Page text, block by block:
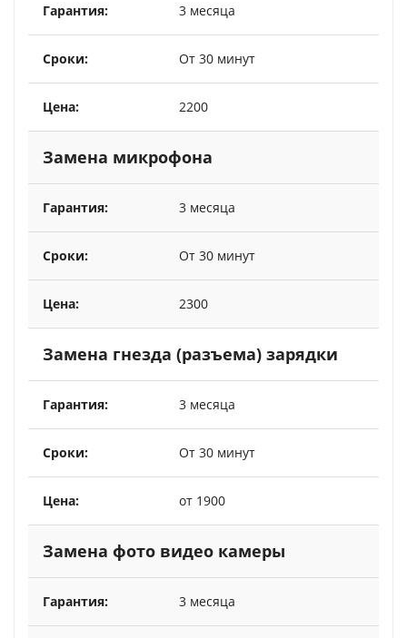
3 месяца
От 30 минут
2200
Замена микрофона
3 месяца
От 30 минут
2300
Замена гнезда (разъема) зарядки
3 месяца
От 30 минут
от 1900
Замена фото видео камеры
3 месяца